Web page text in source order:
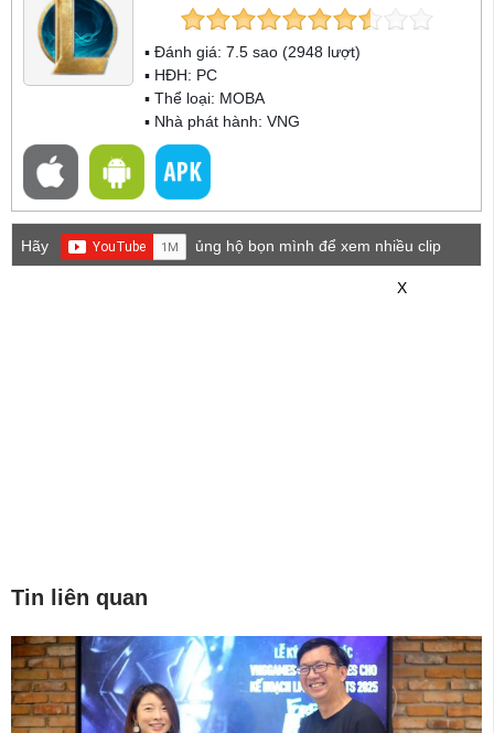
▪ Đánh giá: 7.5 sao (2948 lượt)
▪ HĐH: PC
▪ Thể loại: MOBA
▪ Nhà phát hành: VNG
Hãy
ủng hộ bọn mình để xem nhiều clip
X
Tin liên quan